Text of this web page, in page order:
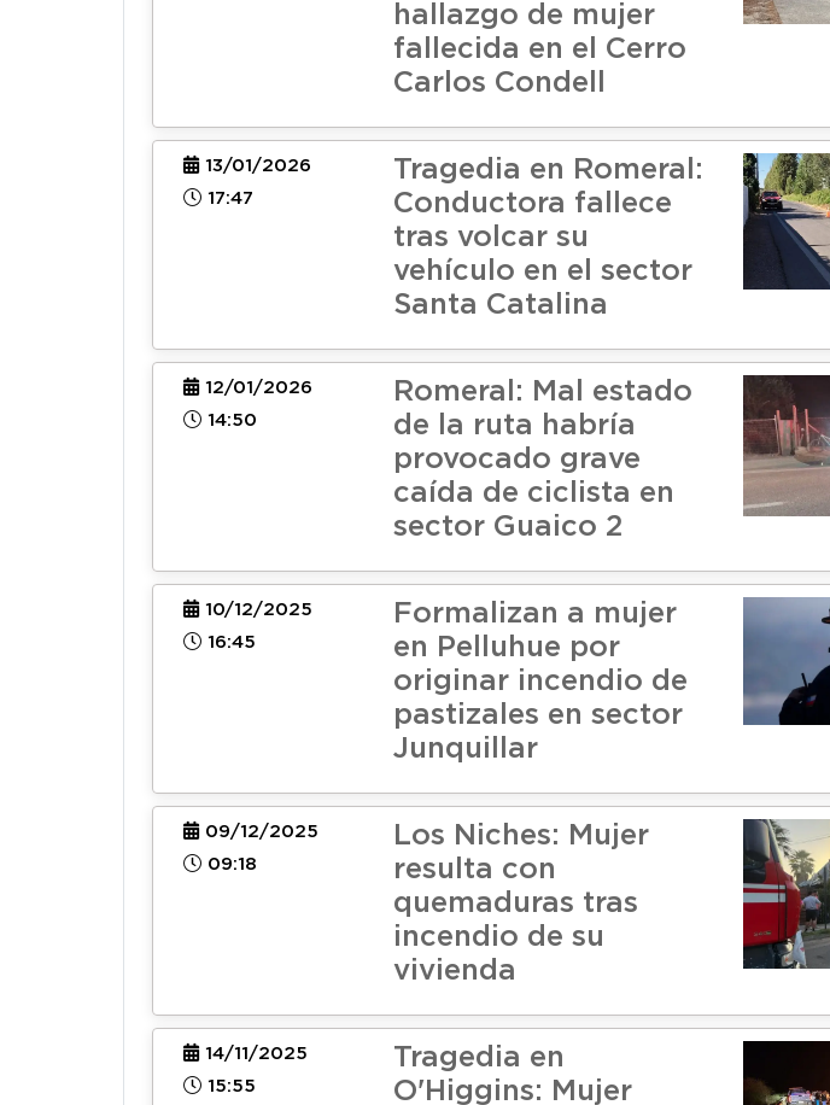
hallazgo de mujer
fallecida en el Cerro
Carlos Condell
13/01/2026
17:47
Tragedia en Romeral:
Conductora fallece
tras volcar su
vehículo en el sector
Santa Catalina
12/01/2026
14:50
Romeral: Mal estado
de la ruta habría
provocado grave
caída de ciclista en
sector Guaico 2
10/12/2025
16:45
Formalizan a mujer
en Pelluhue por
originar incendio de
pastizales en sector
Junquillar
09/12/2025
09:18
Los Niches: Mujer
resulta con
quemaduras tras
incendio de su
vivienda
14/11/2025
15:55
Tragedia en
O'Higgins: Mujer